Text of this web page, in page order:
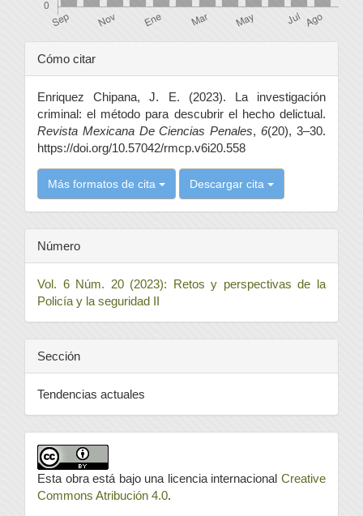
Detalles
del
artículo
Cómo citar
Enriquez Chipana, J. E. (2023). La investigación
criminal: el método para descubrir el hecho delictual.
Revista Mexicana De Ciencias Penales,6(20), 3–30.
https://doi.org/10.57042/rmcp.v6i20.558
Más formatos de cita Descargar cita
Número
Vol. 6 Núm. 20 (2023): Retos y perspectivas de la
Policía y la seguridad II
Sección
Tendencias actuales
Esta obra está bajo una licencia internacional Creative
Commons Atribución 4.0.